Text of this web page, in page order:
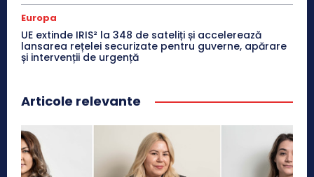
Europa
UE extinde IRIS² la 348 de sateliți și accelerează
lansarea rețelei securizate pentru guverne, apărare
și intervenții de urgență
Articole relevante